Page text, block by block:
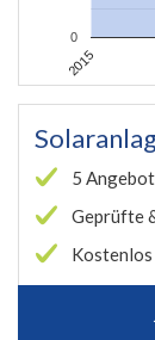
2015
0
5
Geprüfte